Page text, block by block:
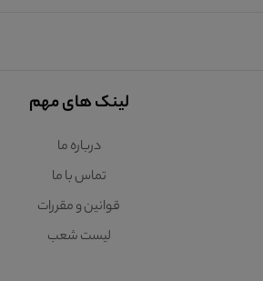
لینک های مهم
درباره ما
تماس با ما
قوانین و مقررات
لیست شعب